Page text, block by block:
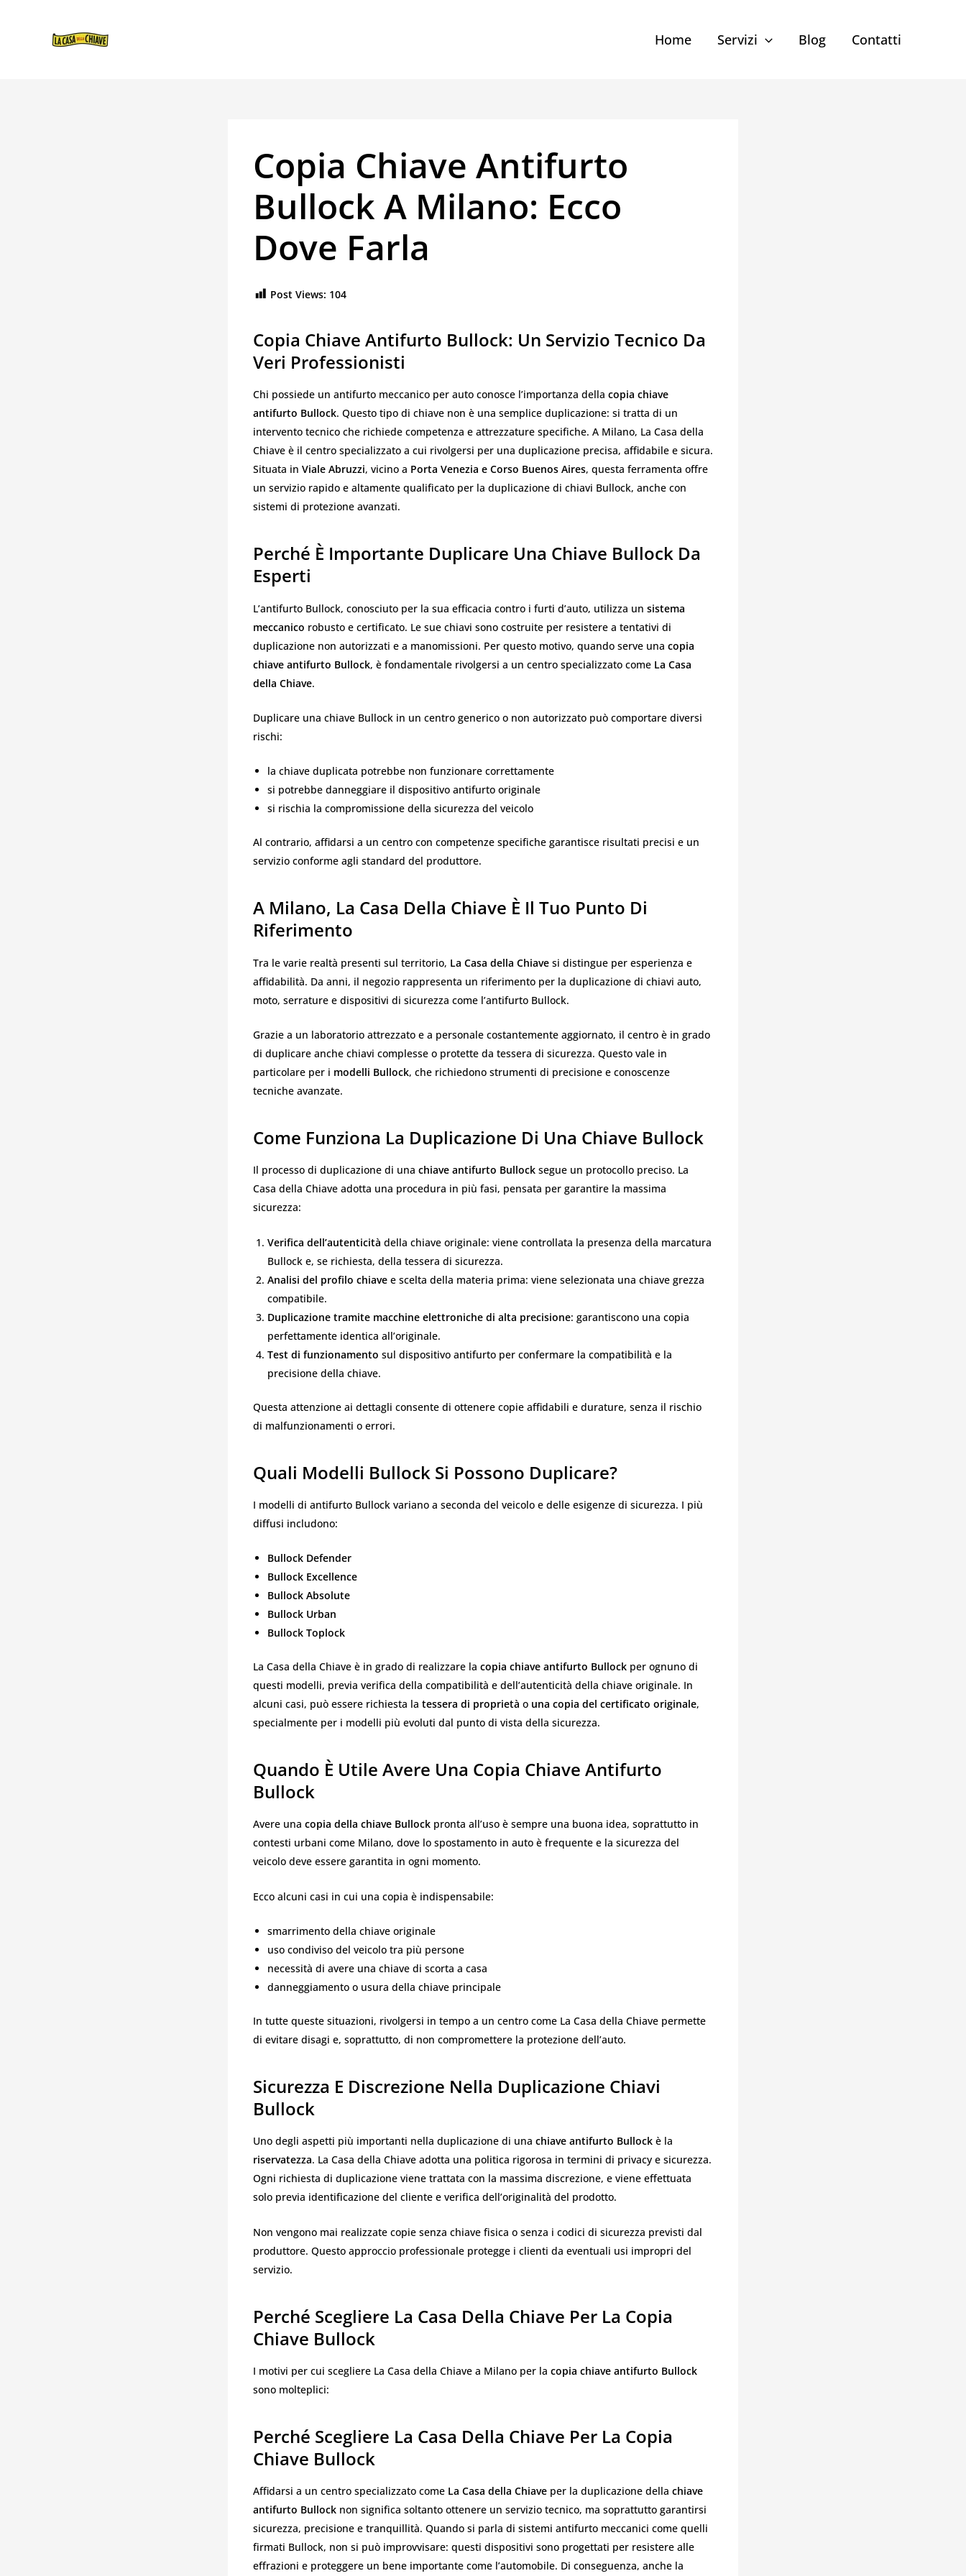
CONTENUTO
Home Servizi Blog Contatti
Copia Chiave Antifurto
Bullock A Milano: Ecco
Dove Farla
Post Views: 104
Copia Chiave Antifurto Bullock: Un Servizio Tecnico Da
Veri Professionisti
Chi possiede un antifurto meccanico per auto conosce l’importanza della copia chiave
antifurto Bullock. Questo tipo di chiave non è una semplice duplicazione: si tratta di un
intervento tecnico che richiede competenza e attrezzature specifiche. A Milano, La Casa della
Chiave è il centro specializzato a cui rivolgersi per una duplicazione precisa, affidabile e sicura.
Situata in Viale Abruzzi, vicino a Porta Venezia e Corso Buenos Aires, questa ferramenta offre
un servizio rapido e altamente qualificato per la duplicazione di chiavi Bullock, anche con
sistemi di protezione avanzati.
Perché È Importante Duplicare Una Chiave Bullock Da
Esperti
L’antifurto Bullock, conosciuto per la sua efficacia contro i furti d’auto, utilizza un sistema
meccanico robusto e certificato. Le sue chiavi sono costruite per resistere a tentativi di
duplicazione non autorizzati e a manomissioni. Per questo motivo, quando serve una copia
chiave antifurto Bullock, è fondamentale rivolgersi a un centro specializzato come La Casa
della Chiave.
Duplicare una chiave Bullock in un centro generico o non autorizzato può comportare diversi
rischi:
la chiave duplicata potrebbe non funzionare correttamente
si potrebbe danneggiare il dispositivo antifurto originale
si rischia la compromissione della sicurezza del veicolo
Al contrario, affidarsi a un centro con competenze specifiche garantisce risultati precisi e un
servizio conforme agli standard del produttore.
A Milano, La Casa Della Chiave È Il Tuo Punto Di
Riferimento
Tra le varie realtà presenti sul territorio, La Casa della Chiave si distingue per esperienza e
affidabilità. Da anni, il negozio rappresenta un riferimento per la duplicazione di chiavi auto,
moto, serrature e dispositivi di sicurezza come l’antifurto Bullock.
Grazie a un laboratorio attrezzato e a personale costantemente aggiornato, il centro è in grado
di duplicare anche chiavi complesse o protette da tessera di sicurezza. Questo vale in
particolare per i modelli Bullock, che richiedono strumenti di precisione e conoscenze
tecniche avanzate.
Come Funziona La Duplicazione Di Una Chiave Bullock
Il processo di duplicazione di una chiave antifurto Bullock segue un protocollo preciso. La
Casa della Chiave adotta una procedura in più fasi, pensata per garantire la massima
sicurezza:
Verifica dell’autenticità della chiave originale: viene controllata la presenza della marcatura
Bullock e, se richiesta, della tessera di sicurezza.
Analisi del profilo chiave e scelta della materia prima: viene selezionata una chiave grezza
compatibile.
Duplicazione tramite macchine elettroniche di alta precisione: garantiscono una copia
perfettamente identica all’originale.
Test di funzionamento sul dispositivo antifurto per confermare la compatibilità e la
precisione della chiave.
Questa attenzione ai dettagli consente di ottenere copie affidabili e durature, senza il rischio
di malfunzionamenti o errori.
Quali Modelli Bullock Si Possono Duplicare?
I modelli di antifurto Bullock variano a seconda del veicolo e delle esigenze di sicurezza. I più
diffusi includono:
Bullock Defender
Bullock Excellence
Bullock Absolute
Bullock Urban
Bullock Toplock
La Casa della Chiave è in grado di realizzare la copia chiave antifurto Bullock per ognuno di
questi modelli, previa verifica della compatibilità e dell’autenticità della chiave originale. In
alcuni casi, può essere richiesta la tessera di proprietà o una copia del certificato originale,
specialmente per i modelli più evoluti dal punto di vista della sicurezza.
Quando È Utile Avere Una Copia Chiave Antifurto
Bullock
Avere una copia della chiave Bullock pronta all’uso è sempre una buona idea, soprattutto in
contesti urbani come Milano, dove lo spostamento in auto è frequente e la sicurezza del
veicolo deve essere garantita in ogni momento.
Ecco alcuni casi in cui una copia è indispensabile:
smarrimento della chiave originale
uso condiviso del veicolo tra più persone
necessità di avere una chiave di scorta a casa
danneggiamento o usura della chiave principale
In tutte queste situazioni, rivolgersi in tempo a un centro come La Casa della Chiave permette
di evitare disagi e, soprattutto, di non compromettere la protezione dell’auto.
Sicurezza E Discrezione Nella Duplicazione Chiavi
Bullock
Uno degli aspetti più importanti nella duplicazione di una chiave antifurto Bullock è la
riservatezza. La Casa della Chiave adotta una politica rigorosa in termini di privacy e sicurezza.
Ogni richiesta di duplicazione viene trattata con la massima discrezione, e viene effettuata
solo previa identificazione del cliente e verifica dell’originalità del prodotto.
Non vengono mai realizzate copie senza chiave fisica o senza i codici di sicurezza previsti dal
produttore. Questo approccio professionale protegge i clienti da eventuali usi impropri del
servizio.
Perché Scegliere La Casa Della Chiave Per La Copia
Chiave Bullock
I motivi per cui scegliere La Casa della Chiave a Milano per la copia chiave antifurto Bullock
sono molteplici:
Perché Scegliere La Casa Della Chiave Per La Copia
Chiave Bullock
Affidarsi a un centro specializzato come La Casa della Chiave per la duplicazione della chiave
antifurto Bullock non significa soltanto ottenere un servizio tecnico, ma soprattutto garantirsi
sicurezza, precisione e tranquillità. Quando si parla di sistemi antifurto meccanici come quelli
firmati Bullock, non si può improvvisare: questi dispositivi sono progettati per resistere alle
effrazioni e proteggere un bene importante come l’automobile. Di conseguenza, anche la